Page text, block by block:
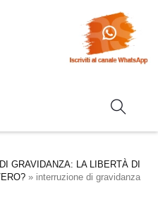
GRAVIDANZA: LA LIBERTÀ DI
» interruzione di gravidanza